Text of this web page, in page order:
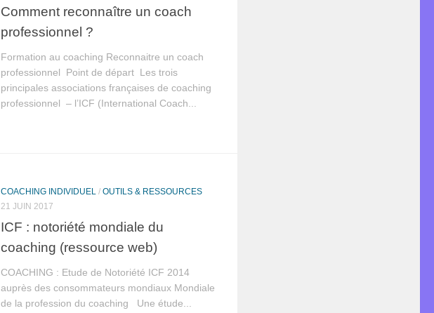
Comment reconnaître un coach
professionnel ?
Formation au coaching Reconnaitre un coach
professionnel Point de départ Les trois
principales associations françaises de coaching
professionnel – l’ICF (International Coach...
COACHING INDIVIDUEL / OUTILS & RESSOURCES
21 JUIN 2017
ICF : notoriété mondiale du
coaching (ressource web)
COACHING : Etude de Notoriété ICF 2014
auprès des consommateurs mondiaux Mondiale
de la profession du coaching Une étude...